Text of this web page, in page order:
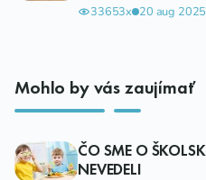
33653x 20 aug 2025
Mohlo by vás zaujímať
ČO SME O
NEVEDELI